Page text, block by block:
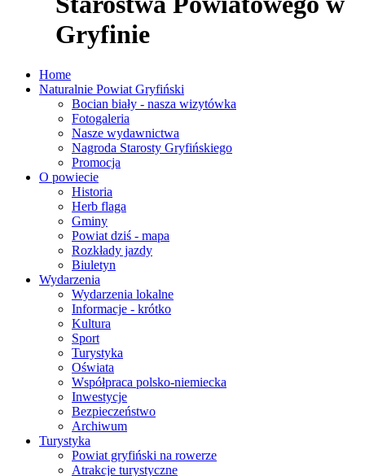
Home
Naturalnie Powiat Gryfiński
Bocian biały - nasza wizytówka
Fotogaleria
Nasze wydawnictwa
Nagroda Starosty Gryfińskiego
Promocja
O powiecie
Historia
Herb flaga
Gminy
Powiat dziś - mapa
Rozkłady jazdy
Biuletyn
Wydarzenia
Wydarzenia lokalne
Informacje - krótko
Kultura
Sport
Turystyka
Oświata
Współpraca polsko-niemiecka
Inwestycje
Bezpieczeństwo
Archiwum
Turystyka
Powiat gryfiński na rowerze
Atrakcje turystyczne